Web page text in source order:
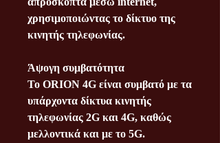
χρησιμοποιώντας το δίκτυο της
κινητής τηλεφωνίας.
Άψογη συμβατότητα
Το ORION 4G είναι συμβατό με τα
υπάρχοντα δίκτυα κινητής
τηλεφωνίας 2G και 4G, καθώς
μελλοντικά και με το 5G.